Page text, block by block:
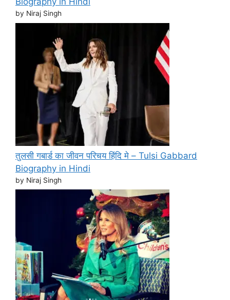
by Niraj Singh
तुलसी गबार्ड का जीवन परिचय हिंदि मे – Tulsi Gabbard
Biography in Hindi
by Niraj Singh